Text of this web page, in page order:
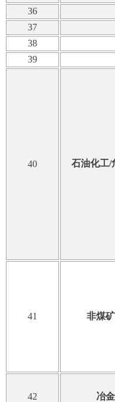
36
37
38
39
40 石油化工/
41 非煤
42 冶